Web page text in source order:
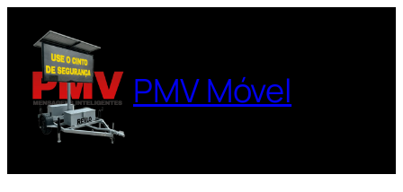
para
conteúdo
PMV Móvel